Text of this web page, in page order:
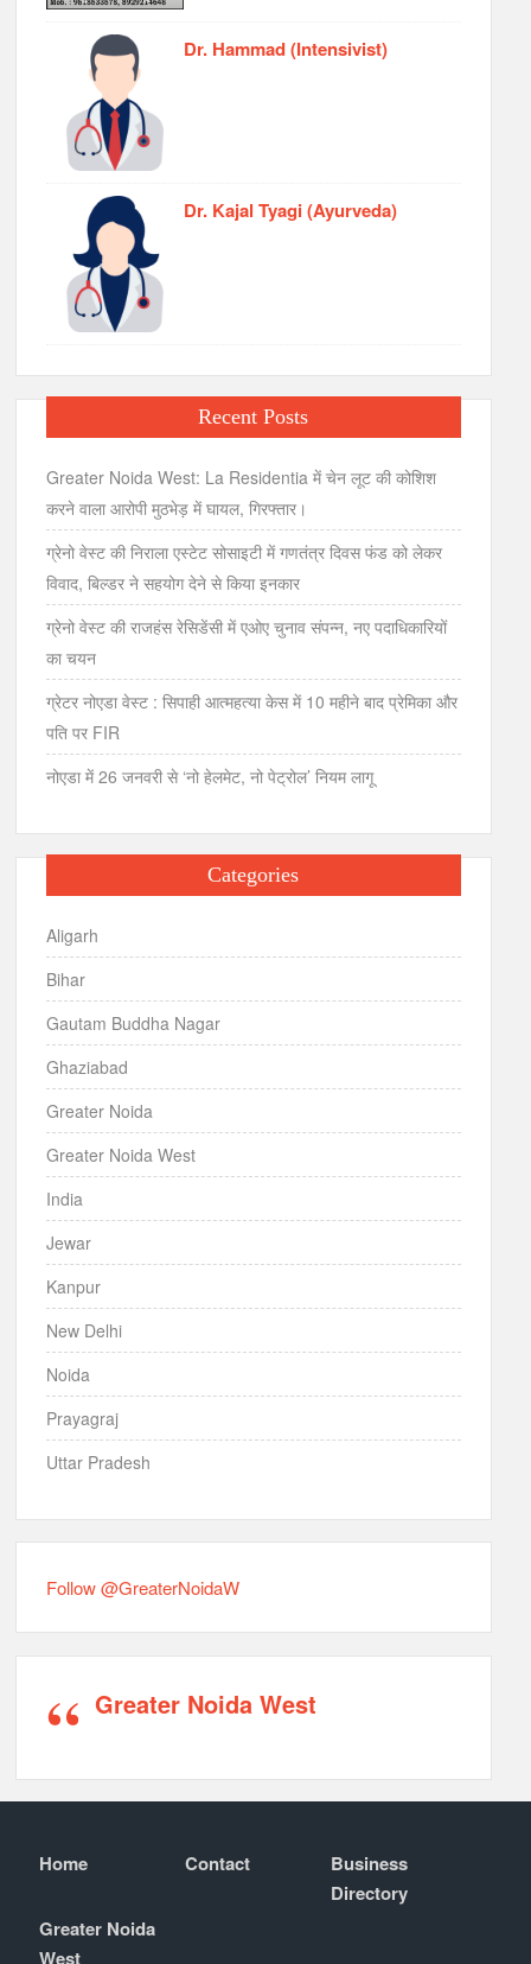
Dr. Hammad (Intensivist)
Dr. Kajal Tyagi (Ayurveda)
Recent Posts
Greater Noida West: La Residentia में चेन लूट की कोशिश
करने वाला आरोपी मुठभेड़ में घायल, गिरफ्तार।
ग्रेनो वेस्ट की निराला एस्टेट सोसाइटी में गणतंत्र दिवस फंड को लेकर
विवाद, बिल्डर ने सहयोग देने से किया इनकार
ग्रेनो वेस्ट की राजहंस रेसिडेंसी में एओए चुनाव संपन्न, नए पदाधिकारियों
का चयन
ग्रेटर नोएडा वेस्ट : सिपाही आत्महत्या केस में 10 महीने बाद प्रेमिका और
पति पर FIR
नोएडा में 26 जनवरी से ‘नो हेलमेट, नो पेट्रोल’ नियम लागू
Categories
Aligarh
Bihar
Gautam Buddha Nagar
Ghaziabad
Greater Noida
Greater Noida West
India
Jewar
Kanpur
New Delhi
Noida
Prayagraj
Uttar Pradesh
Follow @GreaterNoidaW
Greater Noida West
Home Contact
Business
Directory
Greater Noida
West